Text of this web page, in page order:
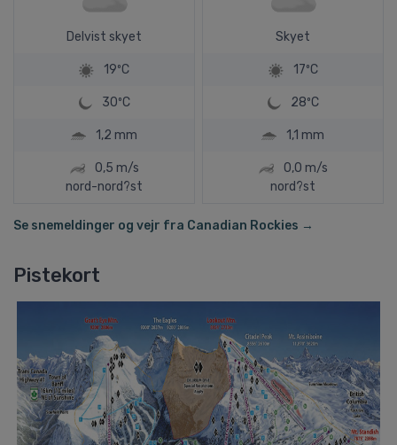
Delvist skyet
19ºC
30ºC
1,2 mm
0,5 m/s
nord-nord?st
Skyet
17ºC
28ºC
1,1 mm
0,0 m/s
nord?st
Se snemeldinger og vejr fra Canadian Rockies →
Pistekort